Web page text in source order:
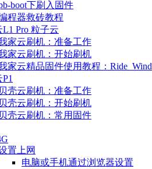
boot下刷入固件
程器救砖教程
Pro 粒子云
家云刷机：准备工作
家云刷机：开始刷机
家云精品固件使用教程：Ride_Wind
贝壳云刷机：准备工作
贝壳云刷机：开始刷机
贝壳云刷机：常用固件
置上网
电脑或手机通过浏览器设置